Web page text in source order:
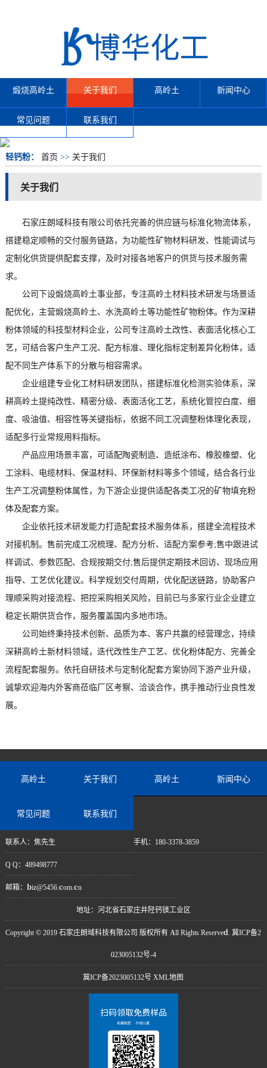
煅烧高岭土 关于我们 高岭土 新闻中心
常见问题 联系我们
轻钙粉： 首页 >> 关于我们
关于我们
石家庄朗域科技有限公司依托完善的供应链与标准化物流体系，
搭建稳定顺畅的交付服务链路，为功能性矿物材料研发、性能调试与
定制化供货提供配套支撑，及时对接各地客户的供货与技术服务需
求。
公司下设煅烧高岭土事业部，专注高岭土材料技术研发与场景适
配优化，主营煅烧高岭土、水洗高岭土等功能性矿物粉体。作为深耕
粉体领域的科技型材料企业，公司专注高岭土改性、表面活化核心工
艺，可结合客户生产工况、配方标准、理化指标定制差异化粉体，适
配不同生产体系下的分散与相容需求。
企业组建专业化工材料研发团队，搭建标准化检测实验体系，深
耕高岭土提纯改性、精密分级、表面活化工艺，系统化管控白度、细
度、吸油值、相容性等关键指标，依据不同工况调整粉体理化表现，
适配多行业常规用料指标。
产品应用场景丰富，可适配陶瓷制造、造纸涂布、橡胶橡塑、化
工涂料、电缆材料、保温材料、环保新材料等多个领域，结合各行业
生产工况调整粉体属性，为下游企业提供适配各类工况的矿物填充粉
体及配套方案。
企业依托技术研发能力打造配套技术服务体系，搭建全流程技术
对接机制。售前完成工况梳理、配方分析、适配方案参考;售中跟进试
样调试、参数匹配、合规按期交付;售后提供定期技术回访、现场应用
指导、工艺优化建议。科学规划交付周期，优化配送链路，协助客户
理顺采购对接流程、把控采购相关风险，目前已与多家行业企业建立
稳定长期供货合作，服务覆盖国内多地市场。
公司始终秉持技术创新、品质为本、客户共赢的经营理念，持续
深耕高岭土新材料领域，迭代改性生产工艺、优化粉体配方、完善全
流程配套服务。依托自研技术与定制化配套方案协同下游产业升级，
诚挚欢迎海内外客商莅临厂区考察、洽谈合作，携手推动行业良性发
展。
高岭土 关于我们 高岭土 新闻中心
常见问题 联系我们
联系人：焦先生 手机：180-3378-3859
Q Q：489498777
邮箱：biz@5456.com.cn
地址：河北省石家庄井陉钙镁工业区
Copyright © 2019 石家庄朗域科技有限公司 版权所有 All Rights Reserved. 冀ICP备2
023005132号-4
冀ICP备2023005132号 XML地图